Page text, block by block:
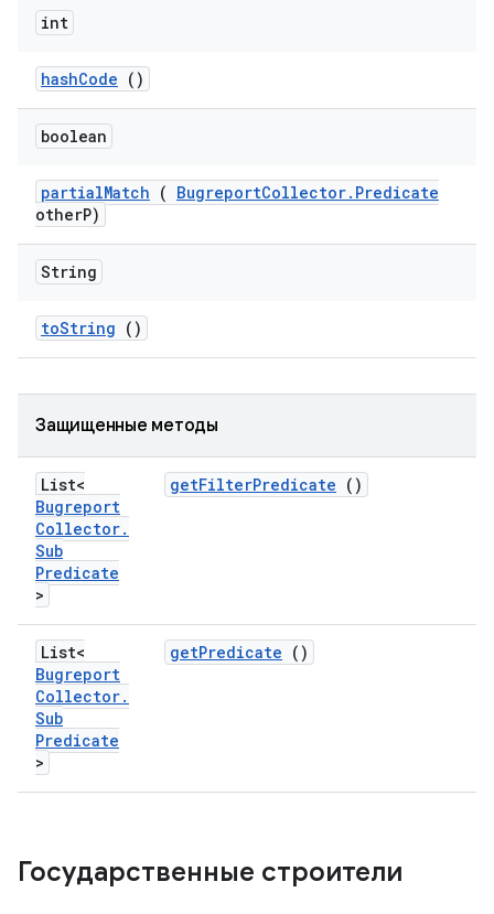
int
hashCode ()
boolean
partialMatch ( BugreportCollector. Predicate
otherP)
String
toString ()
Защищенные методы
List<
Bugreport
Collector.
Sub
Predicate
>
getFilterPredicate ()
List<
Bugreport
Collector.
Sub
Predicate
>
getPredicate ()
Государственные строители